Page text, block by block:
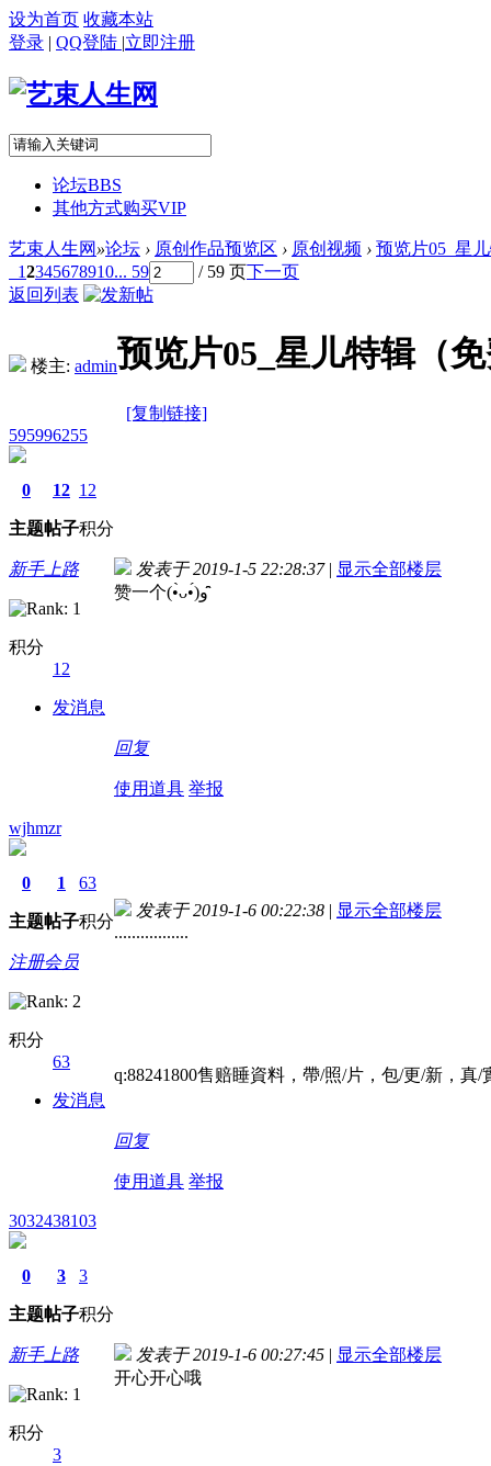
设为首页 收藏本站
登录 | QQ登陆 |立即注册
论坛BBS
其他方式购买VIP
艺束人生网 »论坛 › 原创作品预览区 › 原创视频 › 预览片05_星
12345678910... 59 / 59 页下一页
返回列表
楼主: admin预览片05_星儿特辑（
[复制链接]
595996255
0
主题
12
帖子
12
积分
新手上路
积分
12
发消息
发表于 2019-1-5 22:28:37 | 显示全部楼层
赞一个(•̀ᴗ•́)و ̑̑
回复
使用道具 举报
wjhmzr
0
主题
1
帖子
63
积分
注册会员
积分
63
发消息
发表于 2019-1-6 00:22:38 | 显示全部楼层
.................
q:88241800售赔睡資料，帶/照/片，包/更/新，真/
回复
使用道具 举报
3032438103
0
主题
3
帖子
3
积分
新手上路
积分
3
发表于 2019-1-6 00:27:45 | 显示全部楼层
开心开心哦